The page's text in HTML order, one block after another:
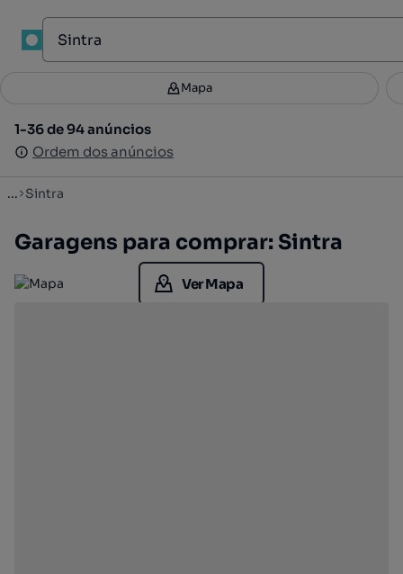
Filtros 2
1-36 de 94 anúncios
Ordem dos anúncios
Mapa
1-36 de 94 anúncios
Ordem dos anúncios
... Sintra
Garagens para comprar: Sintra
Ver Mapa